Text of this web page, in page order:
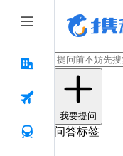
我要提问
问答标签